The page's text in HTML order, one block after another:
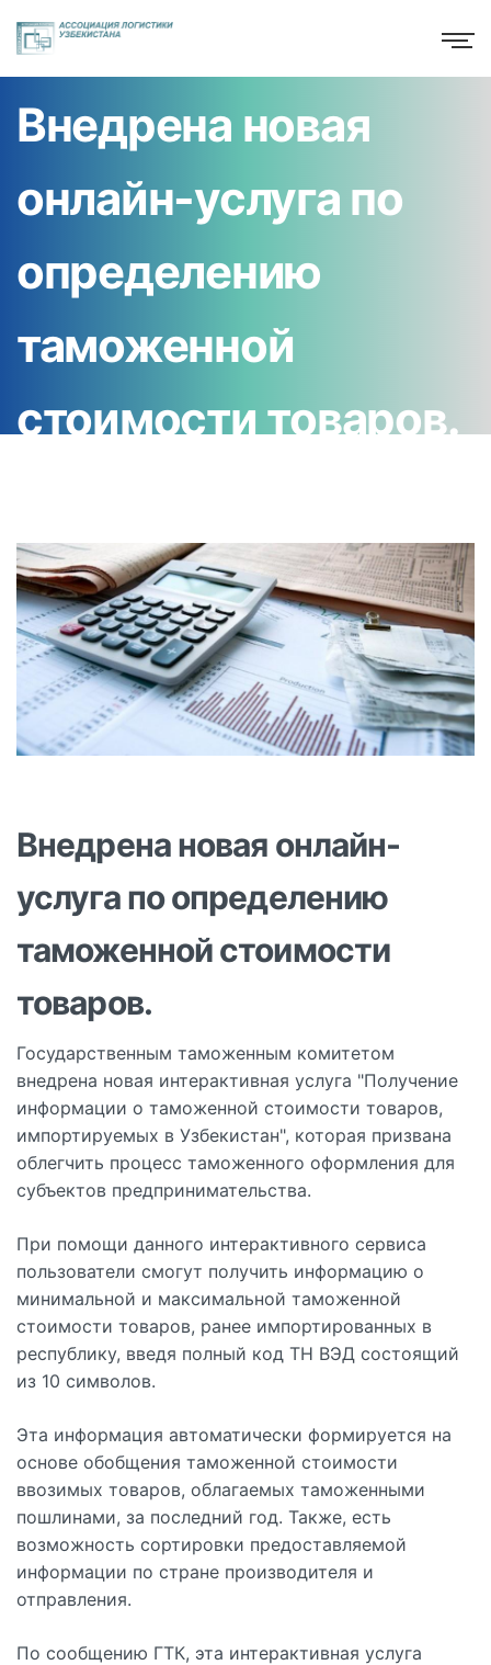
Внедрена новая
онлайн-услуга по
определению
таможенной
стоимости товаров.
Внедрена новая онлайн-
услуга по определению
таможенной стоимости
товаров.
Государственным таможенным комитетом
внедрена новая интерактивная услуга "Получение
информации о таможенной стоимости товаров,
импортируемых в Узбекистан", которая призвана
облегчить процесс таможенного оформления для
субъектов предпринимательства.
При помощи данного интерактивного сервиса
пользователи смогут получить информацию о
минимальной и максимальной таможенной
стоимости товаров, ранее импортированных в
республику, введя полный код ТН ВЭД состоящий
из 10 символов.
Эта информация автоматически формируется на
основе обобщения таможенной стоимости
ввозимых товаров, облагаемых таможенными
пошлинами, за последний год. Также, есть
возможность сортировки предоставляемой
информации по стране производителя и
отправления.
По сообщению ГТК, эта интерактивная услуга